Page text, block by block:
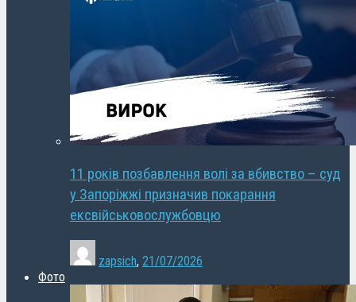
11 років позбавлення волі за вбивство – суд
у Запоріжжі призначив покарання
ексвійськовослужбовцю
zapsich, 21/07/2026
Фото